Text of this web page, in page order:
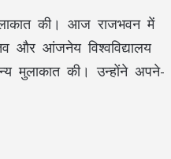
की। आज राजभवन में
और आंजनेय विश्वविद्यालय
मुलाकात की। उन्होंने अपने-